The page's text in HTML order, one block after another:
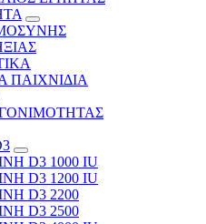
ΠΑΙΧΝΙΔΙΑ
D3 1000 IU
D3 1200 IU
D3 2200
D3 2500